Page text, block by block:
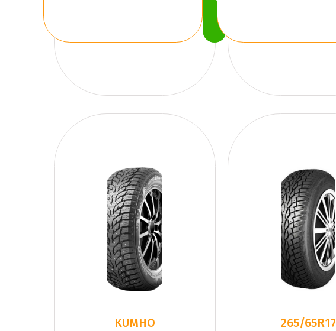
KUMHO
265/65R17